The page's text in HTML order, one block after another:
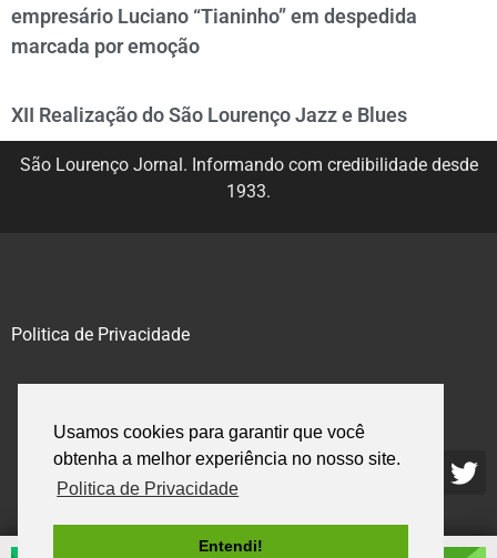
Usamos cookies para garantir que você
obtenha a melhor experiência no nosso site.
Politica de Privacidade
Entendi!
empresário Luciano “Tianinho” em despedida
marcada por emoção
XII Realização do São Lourenço Jazz e Blues
São Lourenço Jornal. Informando com credibilidade desde
1933.
Politica de Privacidade